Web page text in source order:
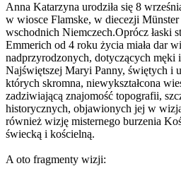
Anna Katarzyna urodziła się 8
w wiosce Flamske, w diecezji
wschodnich Niemczech.Oprócz łaski
Emmerich od 4 roku życia miała dar
nadprzyrodzonych, dotyczących męki
Najświętszej Maryi Panny, świętych i
których skromna, niewykształcona
zadziwiającą znajomość topografii,
historycznych, objawionych jej w
również wizję misternego burzenia
świecką i kościelną.
A oto fragmenty wizji: